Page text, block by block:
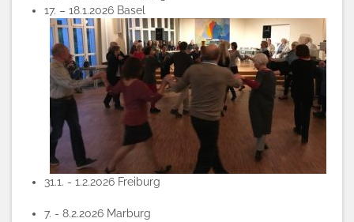
17. – 18.1.2026 Basel
31.1. - 1.2.2026 Freiburg
7. - 8.2.2026 Marburg